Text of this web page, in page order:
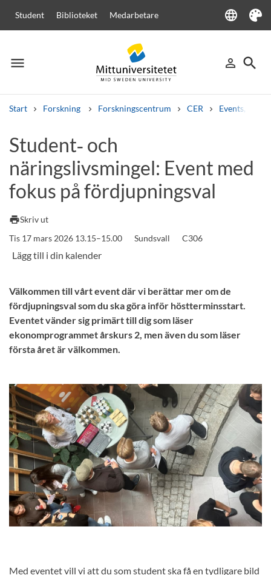
Student Biblioteket Medarbetare language
Language
Tema
menu
Meny person_outline
Logga in
search
Sök
Start Forskning Forskningscentrum CER Events,
Andra söktjänster
Kurser och programKursplaner Välkomstbrev Personal
Lediga jobb
Student‑ och
näringslivsmingel: Event med
fokus på fördjupningsval
printSkriv ut
Tis 17 mars 2026 13.15–15.00
Sundsvall C306
Välkommen till vårt event där vi berättar mer om de
fördjupningsval som du ska göra inför höstterminsstart.
Eventet vänder sig primärt till dig som läser
ekonomprogrammet årskurs 2, men även du som läser
första året är välkommen.
Med eventet vill vi att du som student ska få en tydligare bild